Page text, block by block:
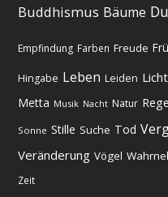
Buddhismus Bäume
Empfindung Farben Freude
Hingabe Leben Leiden Licht
Metta Musik Nacht Natur
Sonne Stille Suche Tod
Veränderung Vögel
Zeit